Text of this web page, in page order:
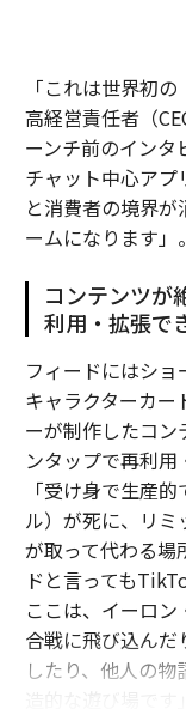
「これは世界初
高経営責任者（
ーンチ前のインタ
チャット中心アプ
と消費者の境界
ームになります」。
コンテンツが
利用・拡張で
フィードにはショ
キャラクターカー
ーが制作したコ
ンタップで再利
「受け身で生産
ル）が死に、リ
が取って代わる場
ドと言っても
ここは、イーロ
合戦に飛び込んだ
したり、他人の